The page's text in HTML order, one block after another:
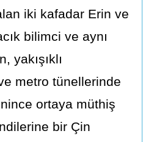
iki kafadar Erin ve
bilimci ve aynı
yakışıklı
metro tünellerinde
ortaya müthiş
bir Çin